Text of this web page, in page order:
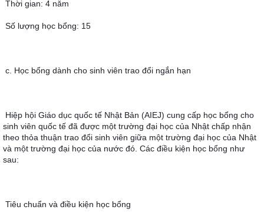
Thời gian: 4 năm
Số lượng học bổng: 15
c. Học bổng dành cho sinh viên trao đổi ngắn hạn
Hiệp hội Giáo dục quốc tế Nhật Bản (AIEJ) cung cấp học bổng cho
sinh viên quốc tế đã được một trường đại học của Nhật chấp nhận
theo thỏa thuận trao đổi sinh viên giữa một trường đại học của Nhật
và một trường đại học của nước đó. Các điều kiện học bổng như
sau:
Tiêu chuẩn và điều kiện học bổng